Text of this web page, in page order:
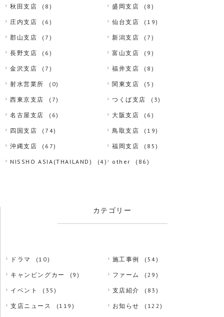
秋田支店 (8) 盛岡支店 (8)
庄内支店 (6) 仙台支店 (19)
郡山支店 (7) 新潟支店 (7)
長野支店 (6) 富山支店 (9)
金沢支店 (7) 福井支店 (8)
射水営業所 (0) 関東支店 (5)
西東京支店 (7) つくば支店 (3)
名古屋支店 (6) 大阪支店 (6)
四国支店 (74) 鳥取支店 (19)
沖縄支店 (67) 福岡支店 (85)
NISSHO ASIA(THAILAND) (4) other (86)
カテゴリー
ドラマ (10) 施工事例 (54)
キャンピングカー (9) ファーム (29)
イベント (35) 支店紹介 (83)
支店ニュース (119) お知らせ (122)